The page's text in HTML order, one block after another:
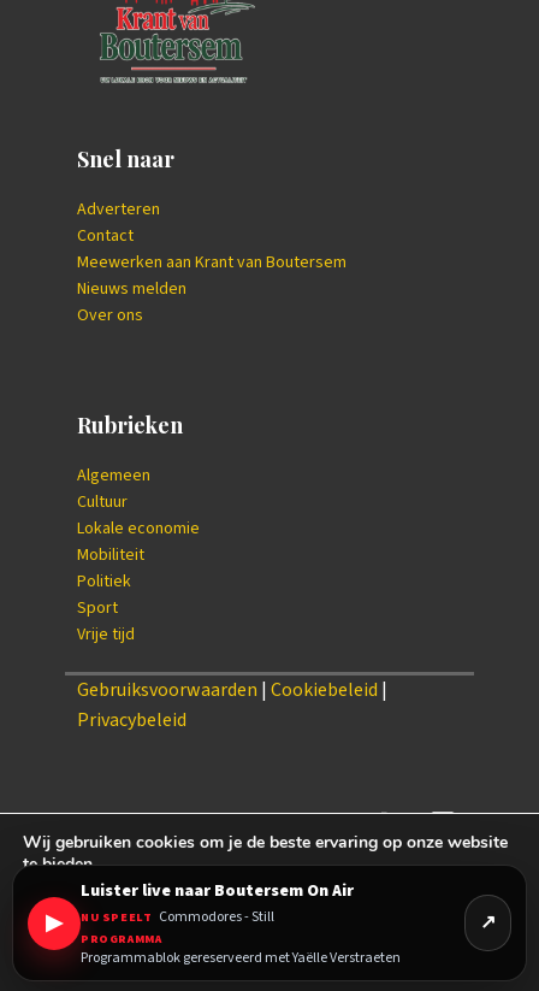
Snel naar
Adverteren
Contact
Meewerken aan Krant van Boutersem
Nieuws melden
Over ons
Rubrieken
Algemeen
Cultuur
Lokale economie
Mobiliteit
Politiek
Sport
Vrije tijd
Gebruiksvoorwaarden | Cookiebeleid |
Privacybeleid
▶
Luister live naar Boutersem On Air
NU SPEELT Commodores - Still
PROGRAMMA
Programmablok gereserveerd met Yaëlle Verstraeten
Wij gebruiken cookies om je de beste ervaring op onze website
te bieden.
Je kan meer te weten komen over welke cookies wij gebruiken of
ze uitschakelen viasettings{/setting
Accepteren Weigeren Cookie-instellingen